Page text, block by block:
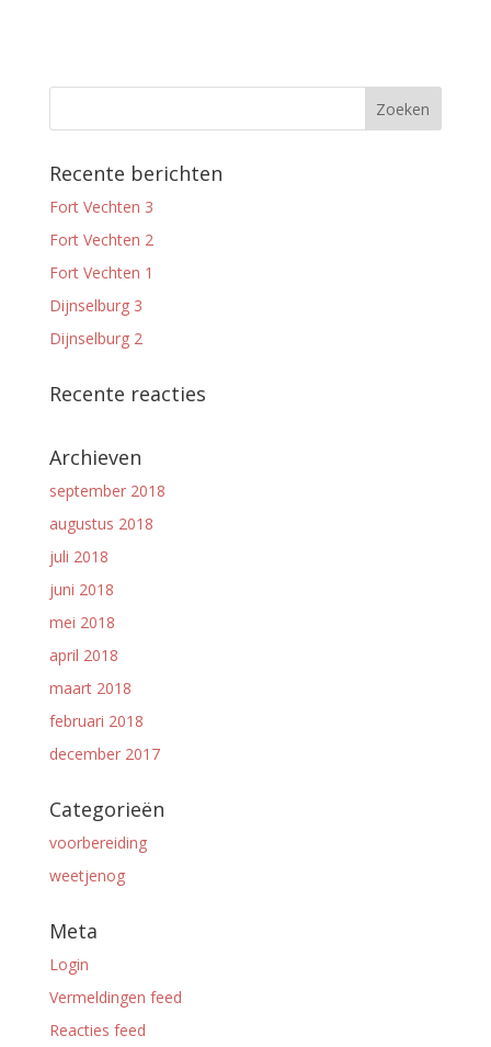
Recente berichten
Fort Vechten 3
Fort Vechten 2
Fort Vechten 1
Dijnselburg 3
Dijnselburg 2
Recente reacties
Archieven
september 2018
augustus 2018
juli 2018
juni 2018
mei 2018
april 2018
maart 2018
februari 2018
december 2017
Categorieën
voorbereiding
weetjenog
Meta
Login
Vermeldingen feed
Reacties feed